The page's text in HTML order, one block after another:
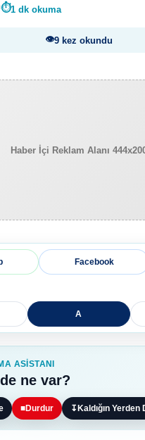
1 dk okuma
9 kez okundu
Haber İçi Reklam Alanı
Facebook
A
ASISTANI
ne var?
■Durdur ↧ Kaldığın